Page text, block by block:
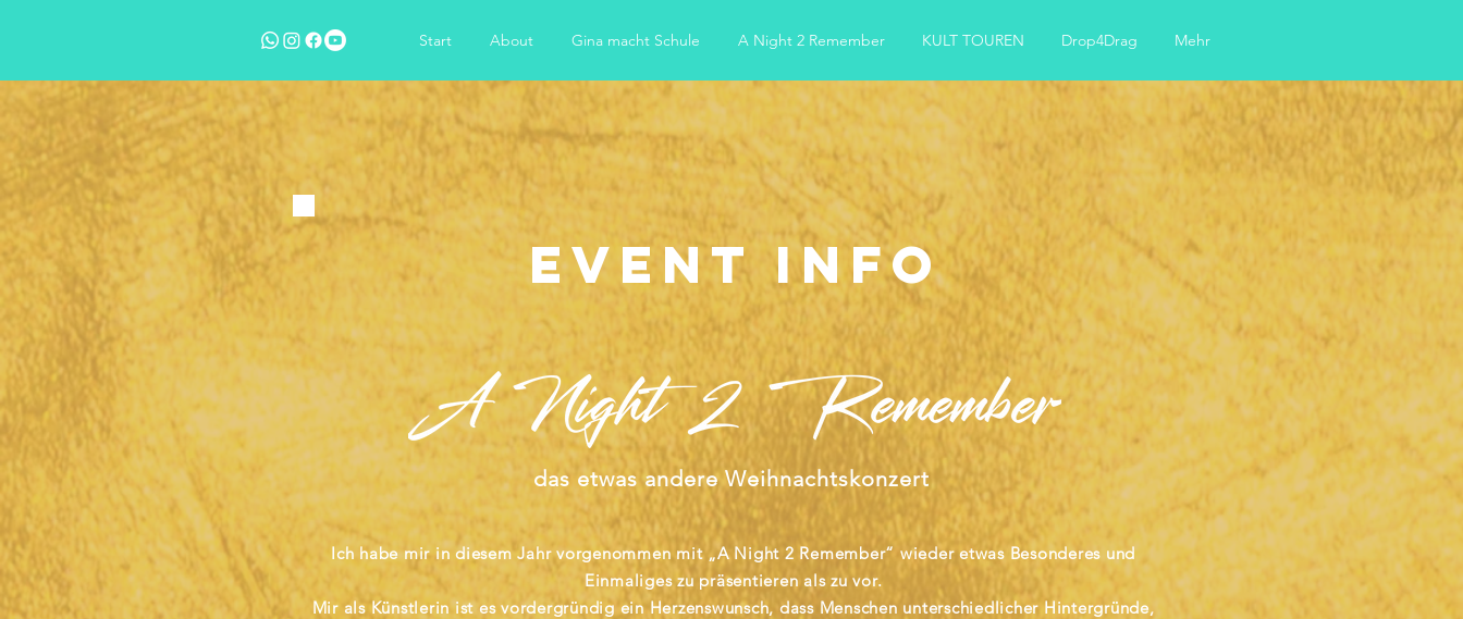
Start About Gina macht Schule A Night 2 Remember KULT TOUREN Drop4Drag Mehr
Event Info
das etwas andere Weihnachtskonzert
Ich habe mir in diesem Jahr vorgenommen mit „A Night 2 Remember“ wieder etwas Besonderes und
Einmaliges zu präsentieren als zu vor.
Mir als Künstlerin ist es vordergründig ein Herzenswunsch, dass Menschen unterschiedlicher Hintergründe,